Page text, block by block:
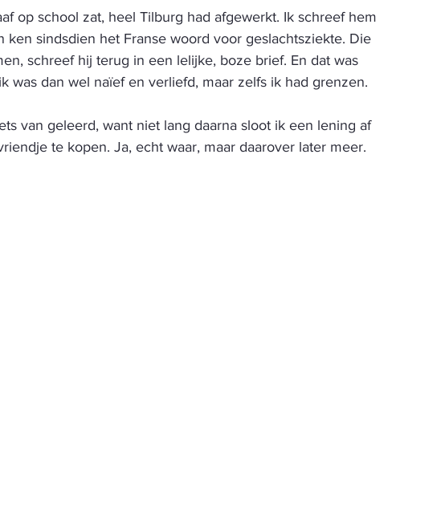
op school zat, heel Tilburg had afgewerkt. Ik schreef hem
ken sindsdien het Franse woord voor geslachtsziekte. Die
schreef hij terug in een lelijke, boze brief. En dat was
was dan wel naïef en verliefd, maar zelfs ik had grenzen.
van geleerd, want niet lang daarna sloot ik een lening af
te kopen. Ja, echt waar, maar daarover later meer.